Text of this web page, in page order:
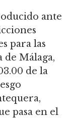
ante
para las
Málaga,
de la
pasa en el